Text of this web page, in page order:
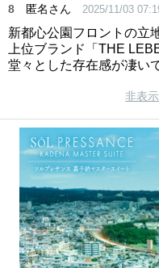
8 匿名さん 2025/11/03
新都心公園フロントの立
上位ブランド「THE
堂々とした存在感が凄い
非表示